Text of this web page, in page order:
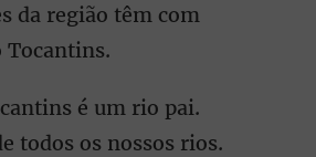
da região têm com
Tocantins.
é um rio pai.
todos os nossos rios.